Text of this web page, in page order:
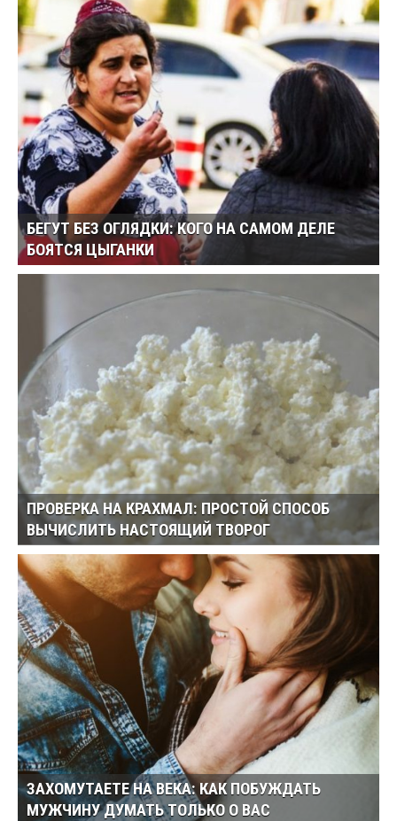
БЕГУТ БЕЗ ОГЛЯДКИ: КОГО НА САМОМ ДЕЛЕ
БОЯТСЯ ЦЫГАНКИ
ПРОВЕРКА НА КРАХМАЛ: ПРОСТОЙ СПОСОБ
ВЫЧИСЛИТЬ НАСТОЯЩИЙ ТВОРОГ
ЗАХОМУТАЕТЕ НА ВЕКА: КАК ПОБУЖДАТЬ
МУЖЧИНУ ДУМАТЬ ТОЛЬКО О ВАС